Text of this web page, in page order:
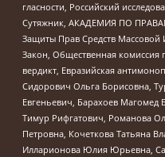
гласности, Российский
Сутяжник, АКАДЕМИЯ ПО ПРАВАМ
Защиты Прав Средств Массовой
Закон, Общественная
вердикт, Евразийская
Сидорович Ольга Борисовна,
Евгеньевич, Барахоев
Тимур Рифгатович, Романова
Петровна, Кочеткова Татьяна
Илларионова Юлия Юрьевна,